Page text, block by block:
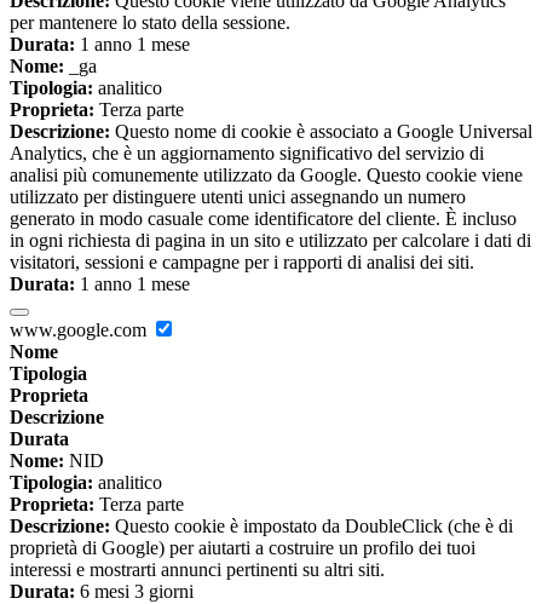
per mantenere lo stato della sessione.
Durata: 1 anno 1 mese
Nome: _ga
Tipologia: analitico
Proprieta: Terza parte
Descrizione: Questo nome di cookie è associato a Google Universal
Analytics, che è un aggiornamento significativo del servizio di
analisi più comunemente utilizzato da Google. Questo cookie viene
utilizzato per distinguere utenti unici assegnando un numero
generato in modo casuale come identificatore del cliente. È incluso
in ogni richiesta di pagina in un sito e utilizzato per calcolare i dati di
visitatori, sessioni e campagne per i rapporti di analisi dei siti.
Durata: 1 anno 1 mese
www.google.com
Nome
Tipologia
Proprieta
Descrizione
Durata
Nome: NID
Tipologia: analitico
Proprieta: Terza parte
Descrizione: Questo cookie è impostato da DoubleClick (che è di
proprietà di Google) per aiutarti a costruire un profilo dei tuoi
interessi e mostrarti annunci pertinenti su altri siti.
Durata: 6 mesi 3 giorni